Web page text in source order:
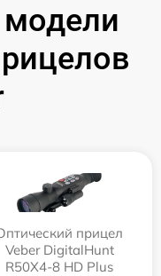
прицел
Veber DigitalHunt
R50X4-8 HD Plus